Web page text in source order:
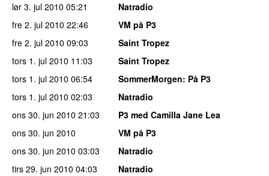
lør 3. jul 2010 05:21
Natradio
fre 2. jul 2010 22:46
VM på P3
fre 2. jul 2010 09:03
Saint Tropez
tors 1. jul 2010 11:03
Saint Tropez
tors 1. jul 2010 06:54 SommerMorgen: På P3
tors 1. jul 2010 02:03
Natradio
ons 30. jun 2010 21:03
P3 med Camilla Jane Lea
ons 30. jun 2010
VM på P3
ons 30. jun 2010 03:03
Natradio
tirs 29. jun 2010 04:03
Natradio